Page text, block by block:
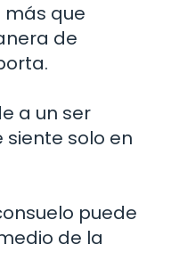
más que
de
a un ser
siente solo en
puede
de la